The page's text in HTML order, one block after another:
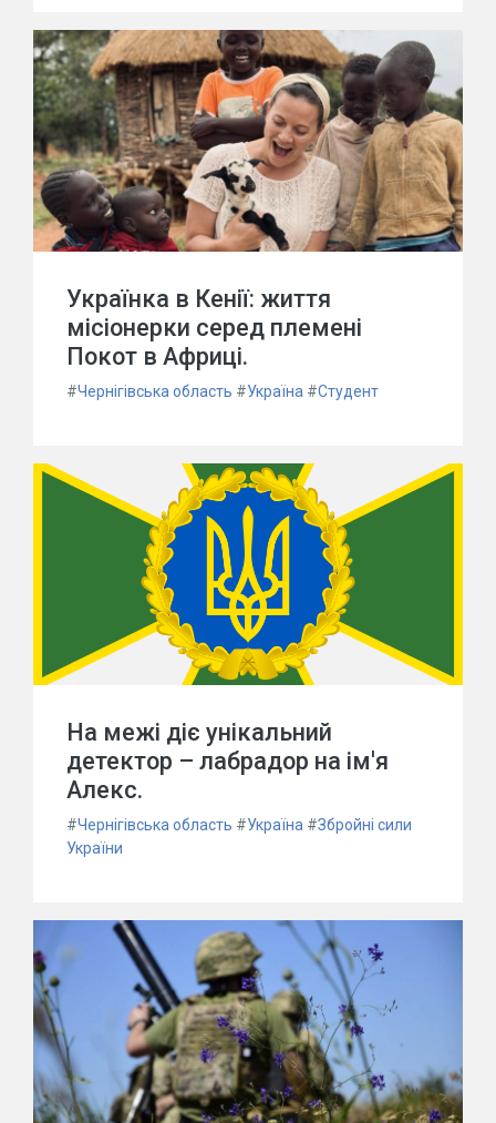
Українка в Кенії: життя
місіонерки серед племені
Покот в Африці.
#Чернігівська область #Україна #Студент
На межі діє унікальний
детектор – лабрадор на ім'я
Алекс.
#Чернігівська область #Україна #Збройні сили
України